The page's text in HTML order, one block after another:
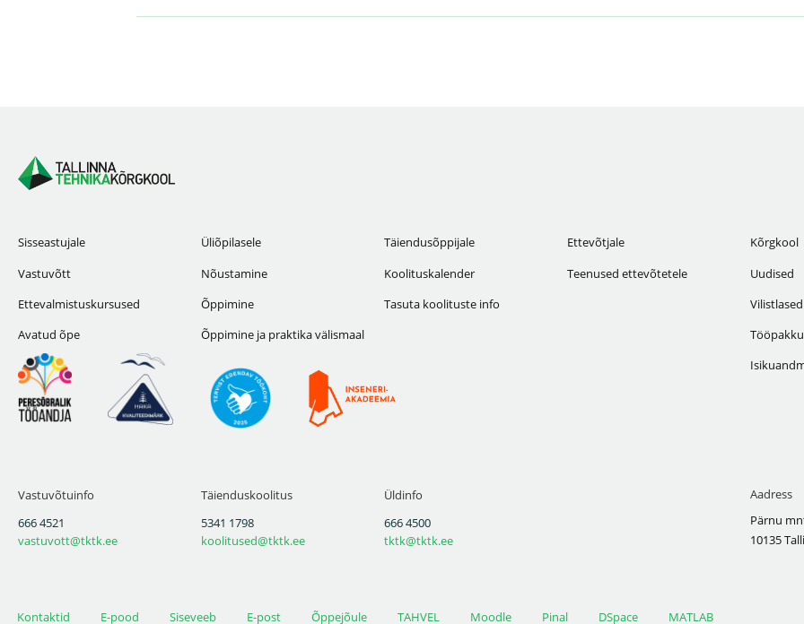
Sisseastujale
Vastuvõtt
Ettevalmistuskursused
Avatud õpe
Üliõpilasele
Nõustamine
Õppimine
Õppimine ja praktika välismaal
Täiendusõppijale
Koolituskalender
Tasuta koolituste info
Ettevõtjale
Teenused ettevõtetele
Kõrgkool
Uudised
Vilistlased
Vastuvõtuinfo
666 4521
vastuvott@tktk.ee
Täienduskoolitus
5341 1798
koolitused@tktk.ee
Üldinfo
666 4500
tktk@tktk.ee
Aadress
Pärnu
10135
Kontaktid E-pood Siseveeb E-post Õppejõule TAHVEL Moodle Pinal DSpace MATLAB